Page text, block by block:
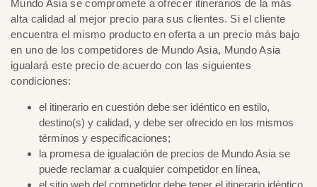
Mundo Asia se compromete a ofrecer itinerarios de la más
alta calidad al mejor precio para sus clientes. Si el cliente
encuentra el mismo producto en oferta a un precio más bajo
en uno de los competidores de Mundo Asia, Mundo Asia
igualará este precio de acuerdo con las siguientes
condiciones:
el itinerario en cuestión debe ser idéntico en estilo,
destino(s) y calidad, y debe ser ofrecido en los mismos
términos y especificaciones;
la promesa de igualación de precios de Mundo Asia se
puede reclamar a cualquier competidor en línea,
el sitio web del competidor debe tener el itinerario idéntico